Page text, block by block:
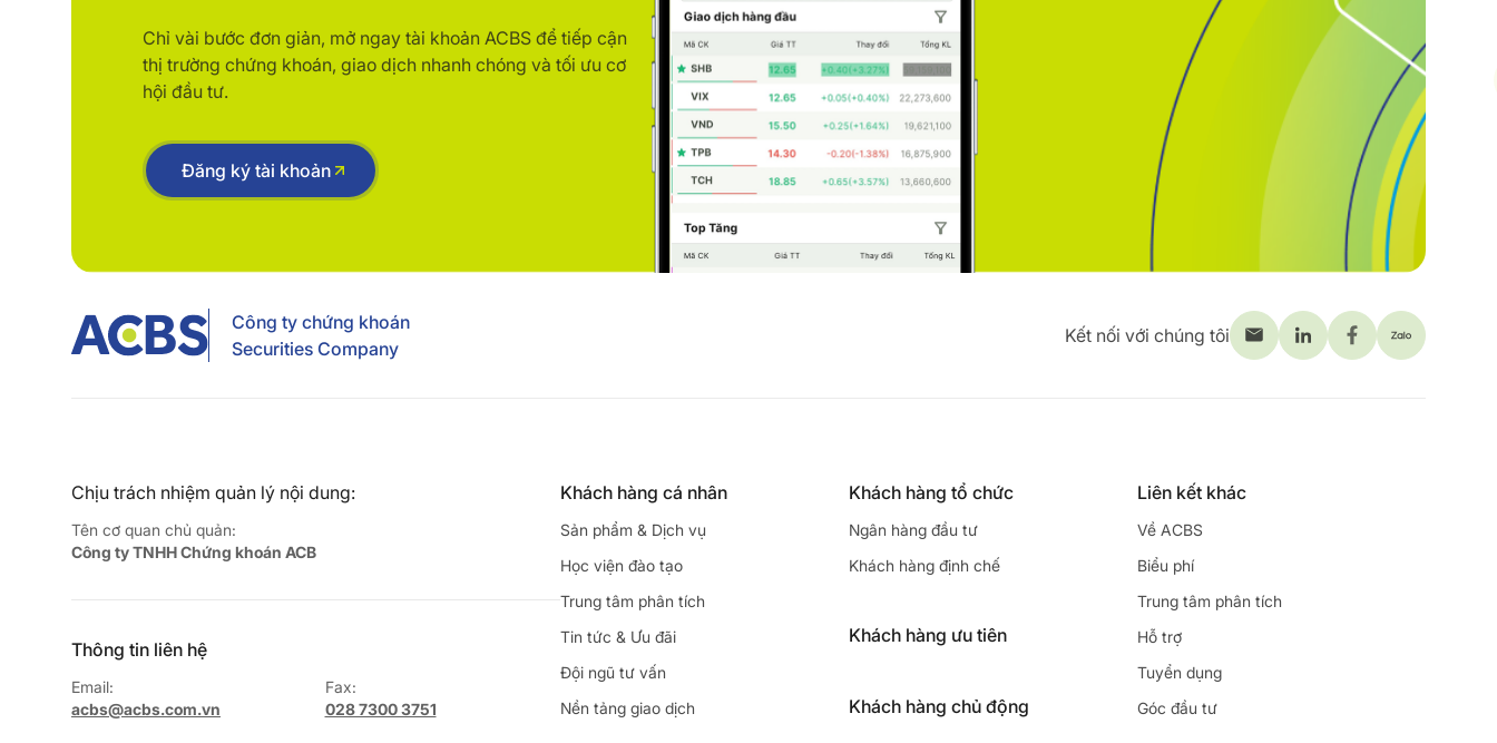
Chỉ vài bước đơn giản, mở ngay tài khoản ACBS để tiếp cận
thị trường chứng khoán, giao dịch nhanh chóng và tối ưu cơ
hội đầu tư.
Đăng ký tài khoản
Công ty chứng khoán
Securities Company
Kết nối với chúng tôi
Chịu trách nhiệm quản lý nội dung:
Tên cơ quan chủ quản:
Công ty TNHH Chứng khoán ACB
Thông tin liên hệ
Email:
acbs@acbs.com.vn
Fax:
028 7300 3751
Khách hàng cá nhân
Sản phẩm & Dịch vụ
Học viện đào tạo
Trung tâm phân tích
Tin tức & Ưu đãi
Đội ngũ tư vấn
Nền tảng giao dịch
Khách hàng tổ chức
Ngân hàng đầu tư
Khách hàng định chế
Khách hàng ưu tiên
Khách hàng chủ động
Liên kết khác
Về ACBS
Biểu phí
Trung tâm phân tích
Hỗ trợ
Tuyển dụng
Góc đầu tư